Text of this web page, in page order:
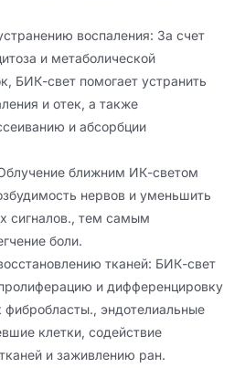
воспаления: За счет
и метаболической
БИК-свет помогает устранить
и отек, а также
и абсорбции
ближним ИК-светом
нервов и уменьшить
сигналов., тем самым
боли.
тканей: БИК-свет
и дифференцировку
фибробласты., эндотелиальные
клетки, содействие
и заживлению ран.